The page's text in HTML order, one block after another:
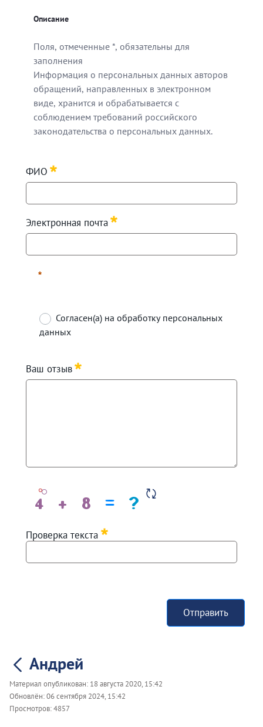
Описание
Поля, отмеченные *, обязательны для
заполнения
Информация о персональных данных авторов
обращений, направленных в электронном
виде, хранится и обрабатывается с
соблюдением требований российского
законодательства о персональных данных.
Информация о персональных данных авторов
ФИО
Электронная почта
Согласен(а) на обработку персональных
данных
Ваш отзыв
Проверка текста
Отправить
Андрей
Материал опубликован: 18 августа 2020, 15:42
Обновлён:06 сентября 2024, 15:42
Просмотров:4857